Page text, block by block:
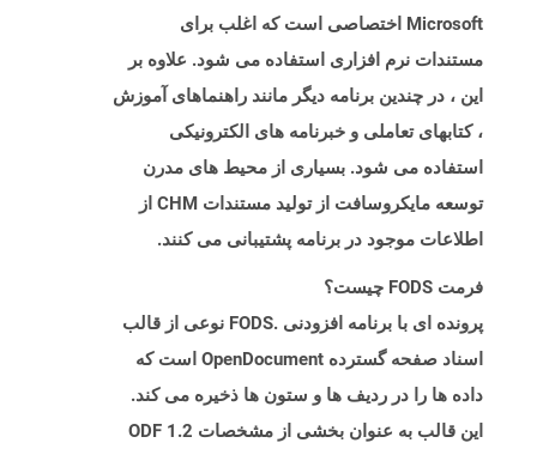
Microsoft اختصاصی است که اغلب برای
مستندات نرم افزاری استفاده می شود. علاوه بر
این ، در چندین برنامه دیگر مانند راهنماهای آموزش
، کتابهای تعاملی و خبرنامه های الکترونیکی
استفاده می شود. بسیاری از محیط های مدرن
توسعه مایکروسافت از تولید مستندات CHM از
اطلاعات موجود در برنامه پشتیبانی می کنند.
فرمت FODS چیست؟
پرونده ای با برنامه افزودنی .FODS نوعی از قالب
اسناد صفحه گسترده OpenDocument است که
داده ها را در ردیف ها و ستون ها ذخیره می کند.
این قالب به عنوان بخشی از مشخصات ODF 1.2